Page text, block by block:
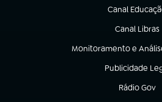
Canal
(abre em nova
Canal Libras
(abre em
Monitoramento e
(abre em nova aba)
Publicidade
(abre em nova
Rádio Gov
(abre em